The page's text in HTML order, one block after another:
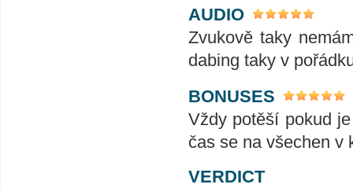
AUDIO
Zvukově taky
dabing taky v
BONUSES
Vždy potěší pokud
čas se na všechen v
VERDICT